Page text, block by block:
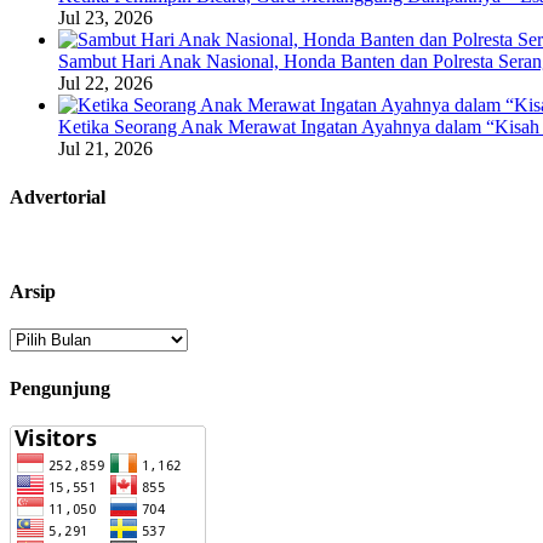
Jul 23, 2026
Sambut Hari Anak Nasional, Honda Banten dan Polresta
Jul 22, 2026
Ketika Seorang Anak Merawat Ingatan Ayahnya dalam
Jul 21, 2026
Advertorial
Arsip
Arsip
Pengunjung